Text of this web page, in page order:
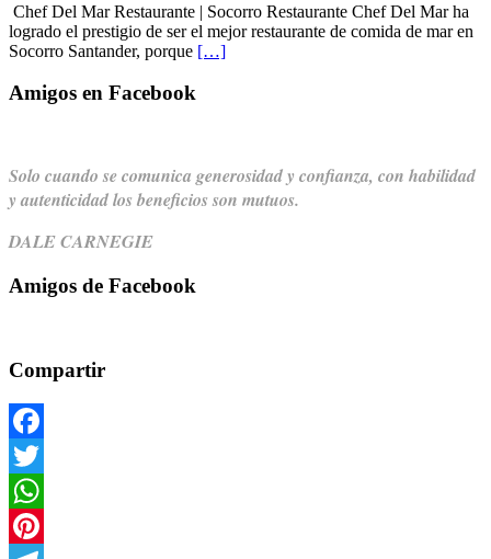
Chef Del Mar Restaurante | Socorro Restaurante Chef Del Mar ha
logrado el prestigio de ser el mejor restaurante de comida de mar en
Socorro Santander, porque […]
Amigos en Facebook
Solo cuando se comunica generosidad y confianza, con habilidad
y autenticidad los beneficios son mutuos.
DALE CARNEGIE
Amigos de Facebook
Compartir
Facebook
Twitter
WhatsApp